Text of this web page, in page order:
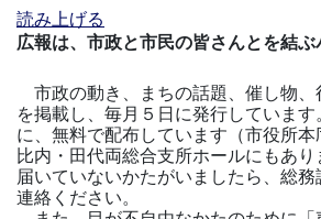
読み上げる
広報は、市政と市民の皆さんとを結
市政の動き、まちの話題、催し物、
を掲載し、毎月５日に発行していま
に、無料で配布しています（市役所本
比内・田代両総合支所ホールにもあり
届いていないかたがいましたら、総
連絡ください。